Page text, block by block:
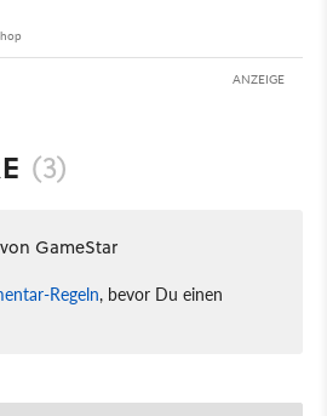
ANZEIGE
(3)
GameStar
Regeln, bevor Du einen